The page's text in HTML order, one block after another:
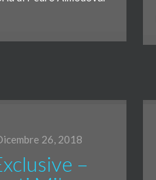
26, 2018
–